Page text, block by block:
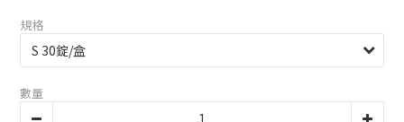
規格
數量